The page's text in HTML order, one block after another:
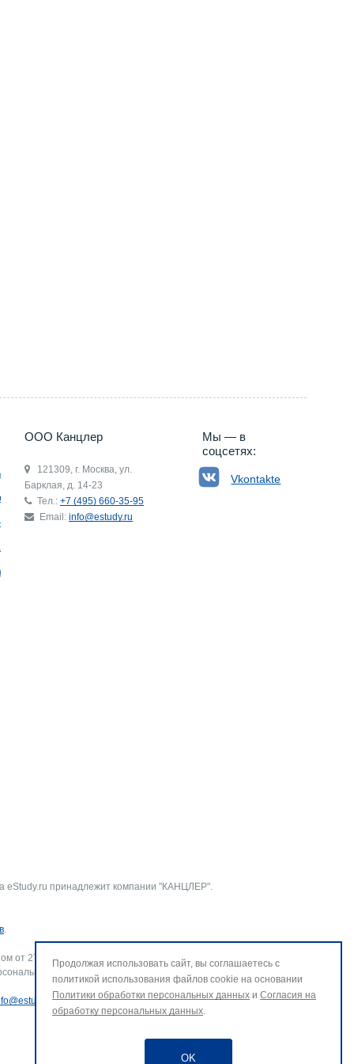
ООО Канцлер
121309, г. Москва, ул.
Барклая, д. 14-23
Тел.: +7 (495) 660-35-95
Email: info@estudy.ru
Мы — в
соцсетях:
Vkontakte
eStudy.ru принадлежит компании "КАНЦЛЕР".
.
от 27.07.2006 г. № 152-ФЗ «О персональных данных».
данных и использование файлов cookie. В случае
.
Продолжая использовать сайт, вы соглашаетесь с
политикой использования файлов cookie на основании
Политики обработки персональных данных и Согласия на
обработку персональных данных.
OK